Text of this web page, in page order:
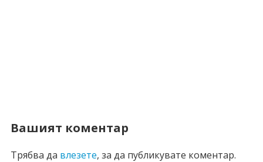
Вашият коментар
Трябва да влезете, за да публикувате коментар.